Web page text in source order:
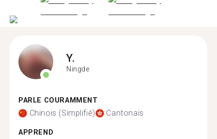
Y.
Ningde
PARLE COURAMMENT
Chinois (Simplifié) Cantonais
APPREND